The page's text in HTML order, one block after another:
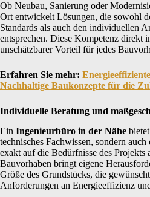
Ob Neubau, Sanierung oder
Ort entwickelt Lösungen, die sowohl
Standards als auch den individuellen
entsprechen. Diese Kompetenz direkt
unschätzbarer Vorteil für jedes
Erfahren Sie mehr:
Nachhaltige Baukonzepte für die
Individuelle Beratung und
Ein Ingenieurbüro in der Nähe
technisches Fachwissen, sondern
exakt auf die Bedürfnisse des Projekts
Bauvorhaben bringt eigene
Größe des Grundstücks, die
Anforderungen an Energieeffizienz